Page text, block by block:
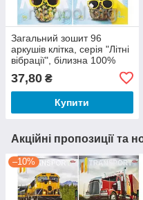
Загальний зошит 96
аркушів клітка, серія "Літні
вібрації", білизна 100%
37,80 ₴
Купити
Акційні пропозиції та
–10%